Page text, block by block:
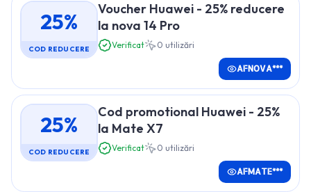
25%
COD REDUCERE
Voucher Huawei - 25% reducere
la nova 14 Pro
Verificat 0 utilizări
AFNOVA***
25%
COD REDUCERE
Cod promotional Huawei - 25%
la Mate X7
Verificat 0 utilizări
AFMATE***